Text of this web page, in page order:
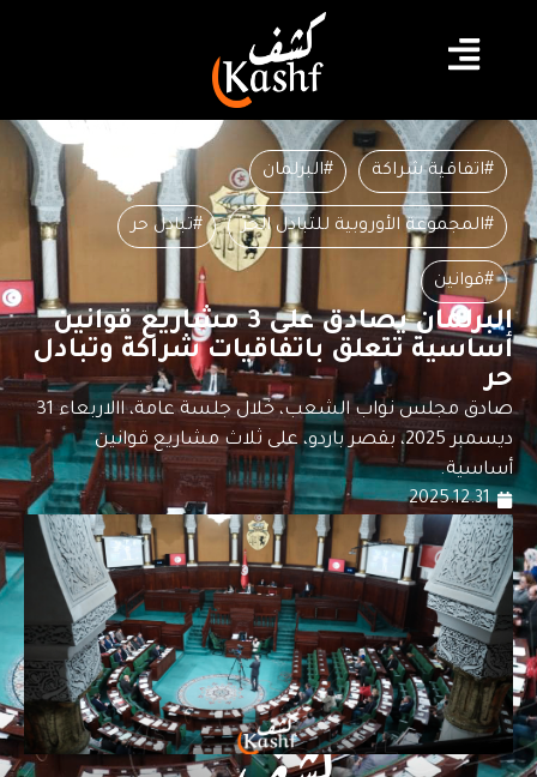
#اتفاقية شراكة #البرلمان
#المجموعة الأوروبية للتبادل الحرّ #تبادل حر
#قوانين
البرلمان يصادق على 3 مشاريع قوانين
أساسية تتعلق باتفاقيات شراكة وتبادل
حر
صادق مجلس نواب الشعب، خلال جلسة عامة، االاربعاء 31
ديسمبر 2025، بقصر باردو، على ثلاث مشاريع قوانين
أساسية.
2025.12.31